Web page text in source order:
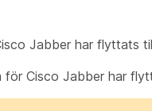
Jabber har flyttats
för Cisco Jabber har